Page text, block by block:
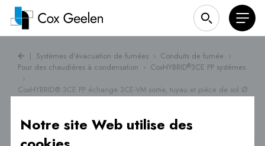
| Systèmes d'évacuation de fumées › Conduits de fumée ›
Pour des chaudières à condensation › CoxHYBRID®3CE PP systèmes
›
CoxHYBRID® 3CE PP échange 3CE-VM sortie, tuyau et pièce de sol Ø
Notre site Web utilise des